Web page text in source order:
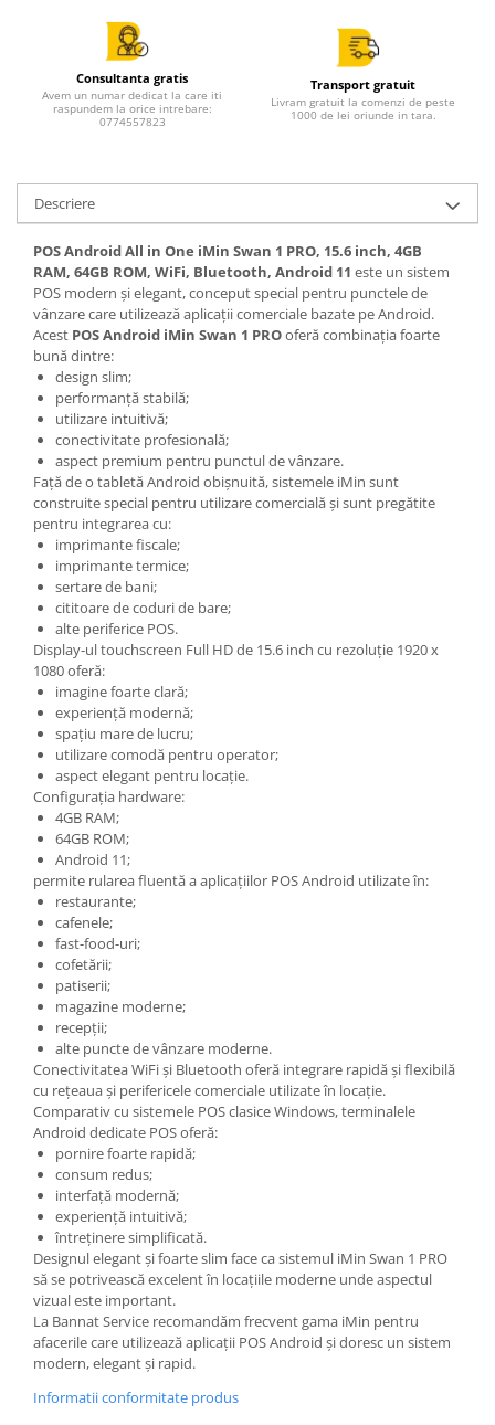
Consultanta gratis
Avem un numar dedicat la care iti
raspundem la orice intrebare:
0774557823
Transport gratuit
Livram gratuit la comenzi de peste
1000 de lei oriunde in tara.
Descriere
POS Android All in One iMin Swan 1 PRO, 15.6 inch, 4GB
RAM, 64GB ROM, WiFi, Bluetooth, Android 11 este un sistem
POS modern și elegant, conceput special pentru punctele de
vânzare care utilizează aplicații comerciale bazate pe Android.
Acest POS Android iMin Swan 1 PROoferă combinația foarte
bună dintre:
design slim;
performanță stabilă;
utilizare intuitivă;
conectivitate profesională;
aspect premium pentru punctul de vânzare.
Față de o tabletă Android obișnuită, sistemele iMin sunt
construite special pentru utilizare comercială și sunt pregătite
pentru integrarea cu:
imprimante fiscale;
imprimante termice;
sertare de bani;
cititoare de coduri de bare;
alte periferice POS.
Display-ul touchscreen Full HD de 15.6 inch cu rezoluție 1920 x
1080 oferă:
imagine foarte clară;
experiență modernă;
spațiu mare de lucru;
utilizare comodă pentru operator;
aspect elegant pentru locație.
Configurația hardware:
4GB RAM;
64GB ROM;
Android 11;
permite rularea fluentă a aplicațiilor POS Android utilizate în:
restaurante;
cafenele;
fast-food-uri;
cofetării;
patiserii;
magazine moderne;
recepții;
alte puncte de vânzare moderne.
Conectivitatea WiFi și Bluetooth oferă integrare rapidă și flexibilă
cu rețeaua și perifericele comerciale utilizate în locație.
Comparativ cu sistemele POS clasice Windows, terminalele
Android dedicate POS oferă:
pornire foarte rapidă;
consum redus;
interfață modernă;
experiență intuitivă;
întreținere simplificată.
Designul elegant și foarte slim face ca sistemul iMin Swan 1 PRO
să se potrivească excelent în locațiile moderne unde aspectul
vizual este important.
La Bannat Service recomandăm frecvent gama iMin pentru
afacerile care utilizează aplicații POS Android și doresc un sistem
modern, elegant și rapid.
Informatii conformitate produs